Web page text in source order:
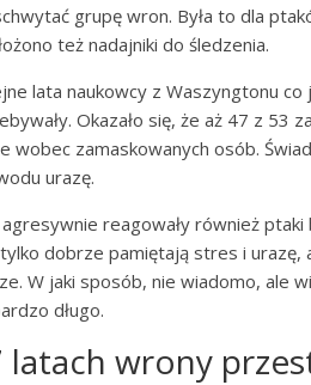
grupę wron. Była to dla
też nadajniki do śledzenia.
lata naukowcy z Waszyngtonu
Okazało się, że aż 47 z 53
wobec zamaskowanych osób.
urazę.
reagowały również
dobrze pamiętają stres i urazę,
W jaki sposób, nie wiadomo, ale
długo.
latach wrony